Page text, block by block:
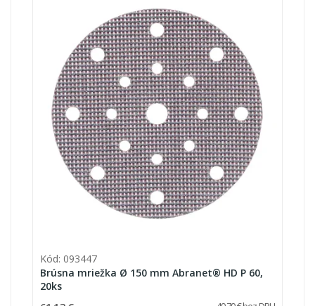
Kód: 093447
Brúsna mriežka Ø 150 mm Abranet® HD P 60,
20ks